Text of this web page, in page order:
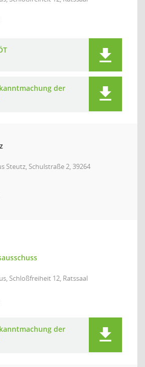
der
Steutz, Schulstraße 2, 39264
Schloßfreiheit 12, Ratssaal
der